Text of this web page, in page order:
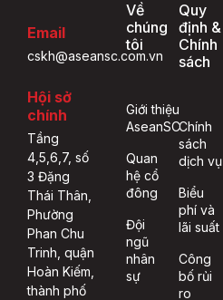
Email
cskh@aseansc.com.vn
Hội sở
chính
Tầng
4,5,6,7, số
3 Đặng
Thái Thân,
Phường
Phan Chu
Trinh, quận
Hoàn Kiếm,
thành phố
Về
chúng
tôi
Giới thiệu
AseanSC
Quan
hệ cổ
đông
Đội
ngũ
nhân
sự
Quy
định &
Chính
sách
Chính
sách
dịch vụ
Biểu
phí và
lãi suất
Công
bố rủi
ro